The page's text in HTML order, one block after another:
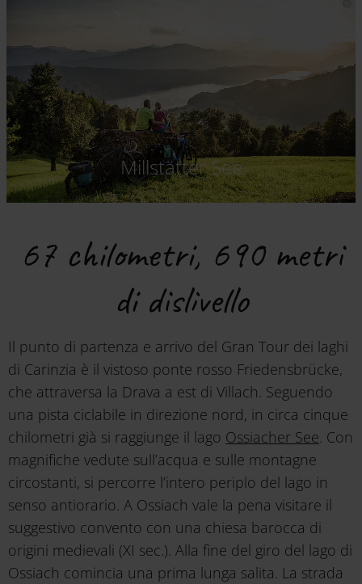
Millstätter See
67 chilometri, 690 metri
di dislivello
Il punto di partenza e arrivo del Gran Tour dei laghi
di Carinzia è il vistoso ponte rosso Friedensbrücke,
che attraversa la Drava a est di Villach. Seguendo
una pista ciclabile in direzione nord, in circa cinque
chilometri già si raggiunge il lago Ossiacher See. Con
magnifiche vedute sull’acqua e sulle montagne
circostanti, si percorre l’intero periplo del lago in
senso antiorario. A Ossiach vale la pena visitare il
suggestivo convento con una chiesa barocca di
origini medievali (XI sec.). Alla fine del giro del lago di
Ossiach comincia una prima lunga salita. La strada